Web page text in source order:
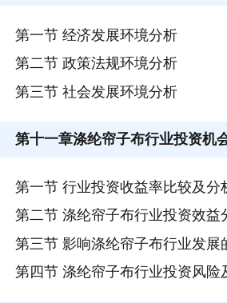
第一节 经济发展环境分析
第二节 政策法规环境分析
第三节 社会发展环境分析
第十一章涤纶帘子布行业投资机
第一节 行业投资收益率比较及分
第二节 涤纶帘子布行业投资效益
第三节 影响涤纶帘子布行业发展
第四节 涤纶帘子布行业投资风险